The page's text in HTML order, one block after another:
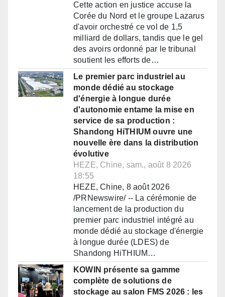
Cette action en justice accuse la
Corée du Nord et le groupe Lazarus
d'avoir orchestré ce vol de 1,5
milliard de dollars, tandis que le gel
des avoirs ordonné par le tribunal
soutient les efforts de…
Le premier parc industriel au
monde dédié au stockage
d'énergie à longue durée
d'autonomie entame la mise en
service de sa production :
Shandong HiTHIUM ouvre une
nouvelle ère dans la distribution
évolutive
HEZE, Chine, sam., août 8 2026
18:55
HEZE, Chine, 8 août 2026
/PRNewswire/ -- La cérémonie de
lancement de la production du
premier parc industriel intégré au
monde dédié au stockage d'énergie
à longue durée (LDES) de
Shandong HiTHIUM…
KOWIN présente sa gamme
complète de solutions de
stockage au salon FMS 2026 : les